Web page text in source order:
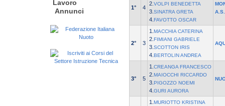
Annunci 1° 4
2. VOLPI BENEDETTA
3. SINATRA GRETA
4. FAVOTTO OSCAR
2° 3
1. MACCHIA CATERINA
2. FIMIANI GABRIELE
3. SCOTTON IRIS
4. BERTOLIN ANDREA
3° 5
1. CREANGA FRANCESCO
2. MAIOCCHI RICCARDO
3. PIGOZZO NOEMI
4. GURI AURORA
1. MURIOTTO KRISTINA